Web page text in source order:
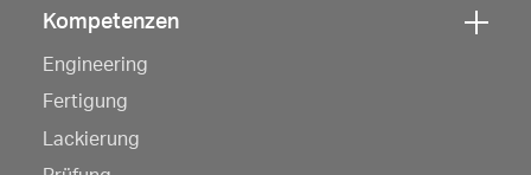
Klicken
Sie
hier,
um
die
Kompetenzen
Engineering
Fertigung
Lackierung